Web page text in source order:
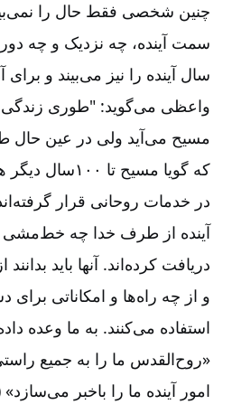
چنین شخصی فقط حال را
سال آینده را نیز می‌بیند و
واعظی می‌گوید‌: "طوری زندگی
مسیح می‌آید ولی در عین حال
که گویا مسیح تا
در خدمات روحانی قرار
آینده از طرف خدا چه
دریافت کرده‌اند. آنها باید
و از چه راه‌ها و امکاناتی برای
استفاده می‌کنند. به ما وعده
«روح‌القدس ما را به جمیع
امور آینده ما را باخبر می‌سازد»